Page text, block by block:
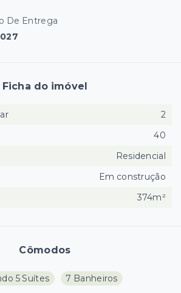
De Entrega
Cômodos
5 Suítes
7 Banheiros
Ficha do imóvel
2
40
Residencial
Em construção
374m²